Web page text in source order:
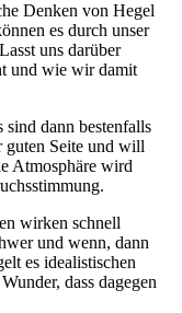
Denken von Hegel
es durch unser
uns darüber
und wie wir damit
sind dann bestenfalls
guten Seite und will
Atmosphäre wird
wirken schnell
und wenn, dann
es idealistischen
dass dagegen